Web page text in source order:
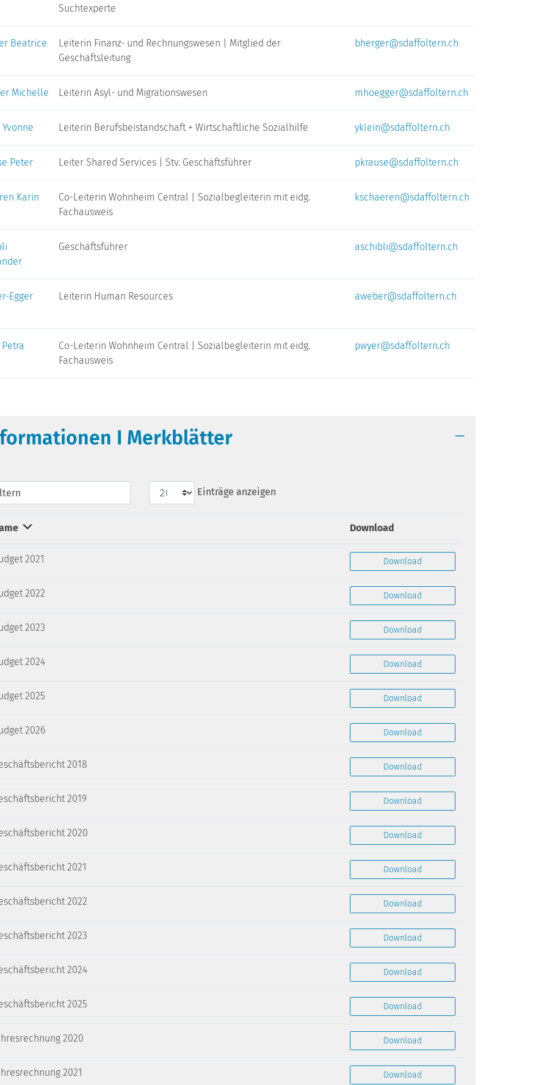
Suchtexperte
Beatrice
Leiterin Finanz- und Rechnungswesen | Mitglied der
Geschäftsleitung
bherger@sdaffoltern.ch
Michelle Leiterin Asyl- und Migrationswesen mhoegger@sdaffoltern.ch
Leiterin Berufsbeistandschaft + Wirtschaftliche Sozialhilfe yklein@sdaffoltern.ch
Peter Leiter Shared Services | Stv. Geschäftsführer pkrause@sdaffoltern.ch
Karin
Co-Leiterin Wohnheim Central | Sozialbegleiterin mit eidg.
Fachausweis
kschaeren@sdaffoltern.ch
Geschäftsführer aschibli@sdaffoltern.ch
Egger
Leiterin Human Resources aweber@sdaffoltern.ch
Co-Leiterin Wohnheim Central | Sozialbegleiterin mit eidg.
Fachausweis
pwyer@sdaffoltern.ch
I Merkblätter
Einträge anzeigen
Download
2021 Budget 2021
Download
2022 Budget 2022
Download
2023 Budget 2023
Download
2024 Budget 2024
Download
2025 Budget 2025
Download
2026 Budget 2026
Download
2018 Geschäftsbericht 2018
Download
2019 Geschäftsbericht 2019
Download
2020 Geschäftsbericht 2020
Download
2021 Geschäftsbericht 2021
Download
2022 Geschäftsbericht 2022
Download
2023 Geschäftsbericht 2023
Download
2024 Geschäftsbericht 2024
Download
2025 Geschäftsbericht 2025
Download
2020 Jahresrechnung 2020
Download
2021 Jahresrechnung 2021
Download